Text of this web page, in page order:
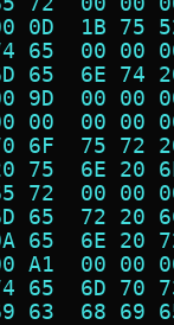
0D  1B
65  00
65  6E
9D  00
00  00
6F  75
75  6E
72  00
65  72
65  6E
A1  00
65  6D
63  68